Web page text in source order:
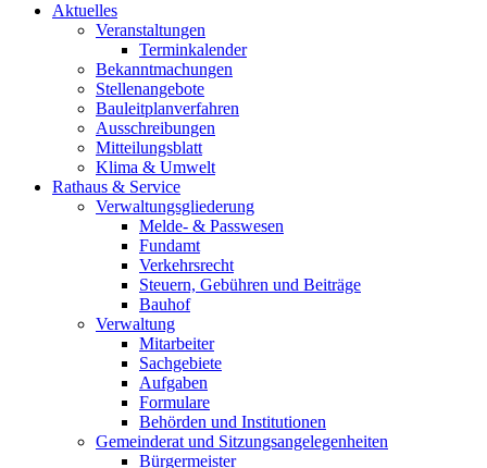
Aktuelles
Veranstaltungen
Terminkalender
Bekanntmachungen
Stellenangebote
Bauleitplanverfahren
Ausschreibungen
Mitteilungsblatt
Klima & Umwelt
Rathaus & Service
Verwaltungsgliederung
Melde- & Passwesen
Fundamt
Verkehrsrecht
Steuern, Gebühren und Beiträge
Bauhof
Verwaltung
Mitarbeiter
Sachgebiete
Aufgaben
Formulare
Behörden und Institutionen
Gemeinderat und Sitzungsangelegenheiten
Bürgermeister